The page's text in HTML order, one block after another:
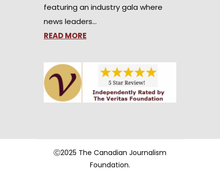
featuring an industry gala where
news leaders…
READ MORE
Ⓒ2025 The Canadian Journalism
Foundation.